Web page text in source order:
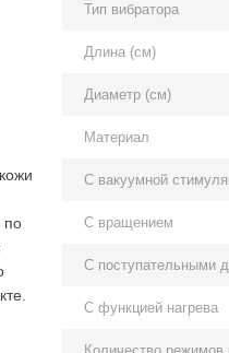
по
Тип вибратора
Длина (см)
Диаметр (см)
Материал
С вакуумной
С вращением
С поступательными
С функцией нагрева